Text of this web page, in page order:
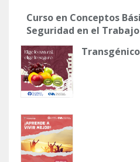
Curso en Conceptos
Seguridad en el Trabajo